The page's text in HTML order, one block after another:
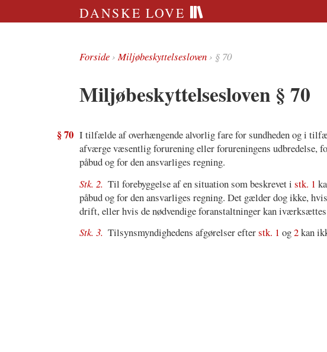
DANSKE LOVE
Forside›Miljøbeskyttelsesloven› § 70
Miljøbeskyttelsesloven § 70
§ 70 I tilfælde af overhængende alvorlig fare for sundheden og i
afværge væsentlig forurening eller forureningens udbredelse,
påbud og for den ansvarliges regning.
Stk. 2. Til forebyggelse af en situation som beskrevet i stk. 1
påbud og for den ansvarliges regning. Det gælder dog ikke,
drift, eller hvis de nødvendige foranstaltninger kan
Stk. 3. Tilsynsmyndighedens afgørelser efterstk. 1 og2kan